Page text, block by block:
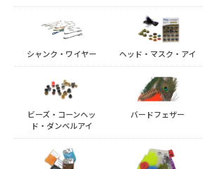
シャンク・ワイヤー ヘッド・マスク・アイ
ビーズ・コーンヘッ
ド・ダンベルアイ
バードフェザー